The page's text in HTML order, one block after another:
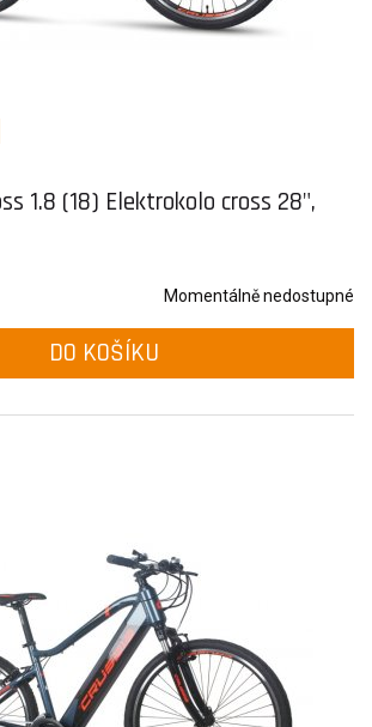
1.8 (18) Elektrokolo cross 28",
Momentálně nedostupné
DO KOŠÍKU